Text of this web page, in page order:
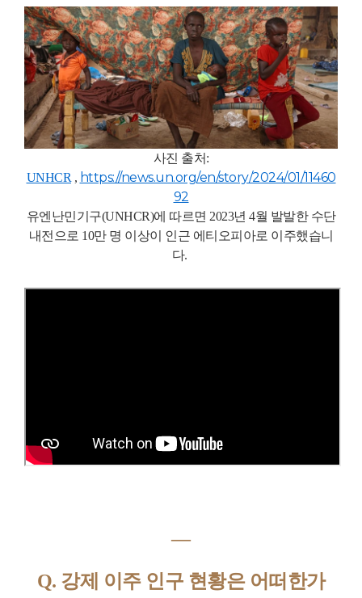
사진 출처:
UNHCR , https://news.un.org/en/story/2024/01/11460
92
유엔난민기구(UNHCR)에 따르면 2023년 4월 발발한 수단
내전으로 10만 명 이상이 인근 에티오피아로 이주했습니
다.
―
Q. 강제 이주 인구 현황은 어떠한가